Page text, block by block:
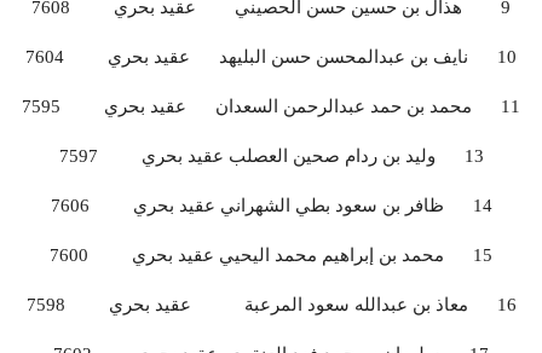
9 هذال بن حسين حسن الحصيني عقيد بحري 7608
10 نايف بن عبدالمحسن حسن البليهد عقيد بحري 7604
11 محمد بن حمد عبدالرحمن السعدان عقيد بحري 7595
13 وليد بن ردام صحين العصلب عقيد بحري 7597
14 ظافر بن سعود بطي الشهراني عقيد بحري 7606
15 محمد بن إبراهيم محمد اليحيي عقيد بحري 7600
16 معاذ بن عبدالله سعود المرعبة عقيد بحري 7598